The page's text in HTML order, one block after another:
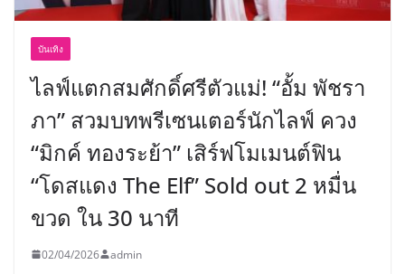
บันเทิง
ไลฟ์แตกสมศักดิ์ศรีตัวแม่! “อั้ม พัชรา
ภา” สวมบทพรีเซนเตอร์นักไลฟ์ ควง
“มิกค์ ทองระย้า” เสิร์ฟโมเมนต์ฟิน
“โดสแดง The Elf” Sold out 2 หมื่น
ขวด ใน 30 นาที
02/04/2026 admin